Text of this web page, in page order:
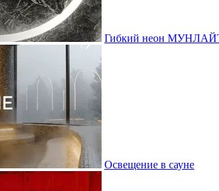
Гибкий неон МУНЛАЙТ
Освещение в сауне